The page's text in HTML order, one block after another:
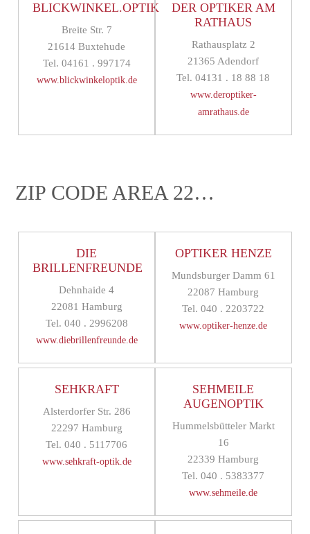
BLICKWINKEL.OPTIK
Breite Str. 7
21614 Buxtehude
Tel. 04161 . 997174
www.blickwinkeloptik.de
DER OPTIKER AM
RATHAUS
Rathausplatz 2
21365 Adendorf
Tel. 04131 . 18 88 18
www.deroptiker-
amrathaus.de
ZIP CODE AREA 22…
DIE
BRILLENFREUNDE
Dehnhaide 4
22081 Hamburg
Tel. 040 . 2996208
www.diebrillenfreunde.de
OPTIKER HENZE
Mundsburger Damm 61
22087 Hamburg
Tel. 040 . 2203722
www.optiker-henze.de
SEHKRAFT
Alsterdorfer Str. 286
22297 Hamburg
Tel. 040 . 5117706
www.sehkraft-optik.de
SEHMEILE
AUGENOPTIK
Hummelsbütteler Markt
16
22339 Hamburg
Tel. 040 . 5383377
www.sehmeile.de